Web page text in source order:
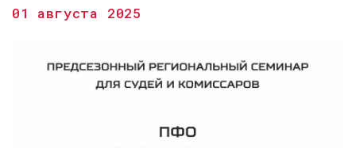
01 августа 2025